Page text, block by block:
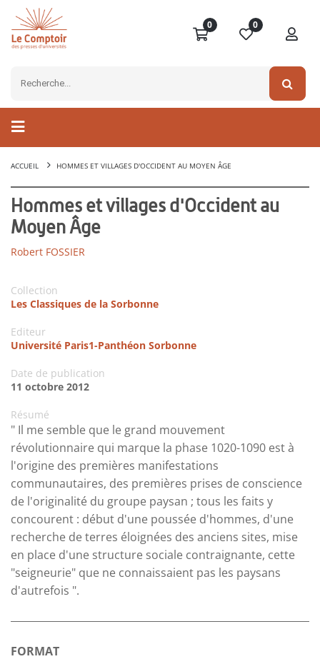
0 0
ACCUEIL HOMMES ET VILLAGES D'OCCIDENT AU MOYEN ÂGE
Hommes et villages d'Occident au
Moyen Âge
Robert FOSSIER
Collection
Les Classiques de la Sorbonne
Editeur
Université Paris1-Panthéon Sorbonne
Date de publication
11 octobre 2012
Résumé
" Il me semble que le grand mouvement
révolutionnaire qui marque la phase 1020-1090 est à
l'origine des premières manifestations
communautaires, des premières prises de conscience
de l'originalité du groupe paysan ; tous les faits y
concourent : début d'une poussée d'hommes, d'une
recherche de terres éloignées des anciens sites, mise
en place d'une structure sociale contraignante, cette
"seigneurie" que ne connaissaient pas les paysans
d'autrefois ".
FORMAT